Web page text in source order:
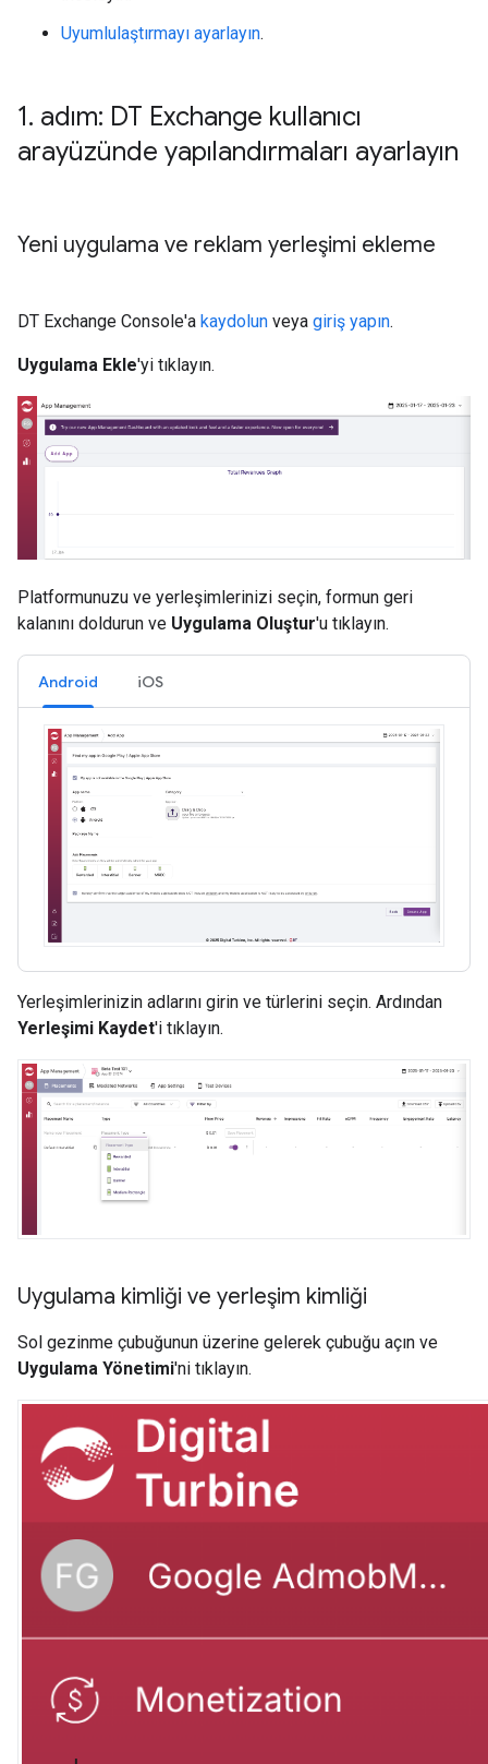
Uyumlulaştırmayı ayarlayın.
1. adım: DT Exchange kullanıcı
arayüzünde yapılandırmaları ayarlayın
Yeni uygulama ve reklam yerleşimi ekleme
DT Exchange Console'a kaydolun veya giriş yapın.
Uygulama Ekle'yi tıklayın.
Platformunuzu ve yerleşimlerinizi seçin, formun geri
kalanını doldurun ve Uygulama Oluştur'u tıklayın.
Android iOS
Yerleşimlerinizin adlarını girin ve türlerini seçin. Ardından
Yerleşimi Kaydet'i tıklayın.
Uygulama kimliği ve yerleşim kimliği
Sol gezinme çubuğunun üzerine gelerek çubuğu açın ve
Uygulama Yönetimi'ni tıklayın.